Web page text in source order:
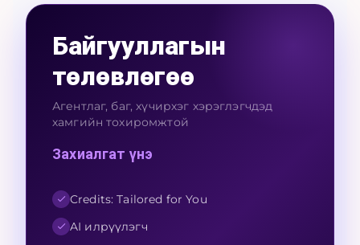
Байгууллагын
төлөвлөгөө
Агентлаг, баг, хүчирхэг хэрэглэгчдэд
хамгийн тохиромжтой
Захиалгат үнэ
Credits: Tailored for You
AI илрүүлэгч